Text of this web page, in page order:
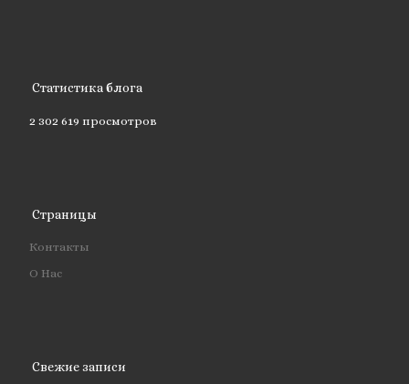
Статистика блога
2 302 619 просмотров
Страницы
Контакты
О Нас
Свежие записи